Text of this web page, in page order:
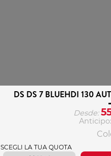
DS DS 7 BLUEHDI 130
Desde:
SCEGLI LA TUA QUOTA